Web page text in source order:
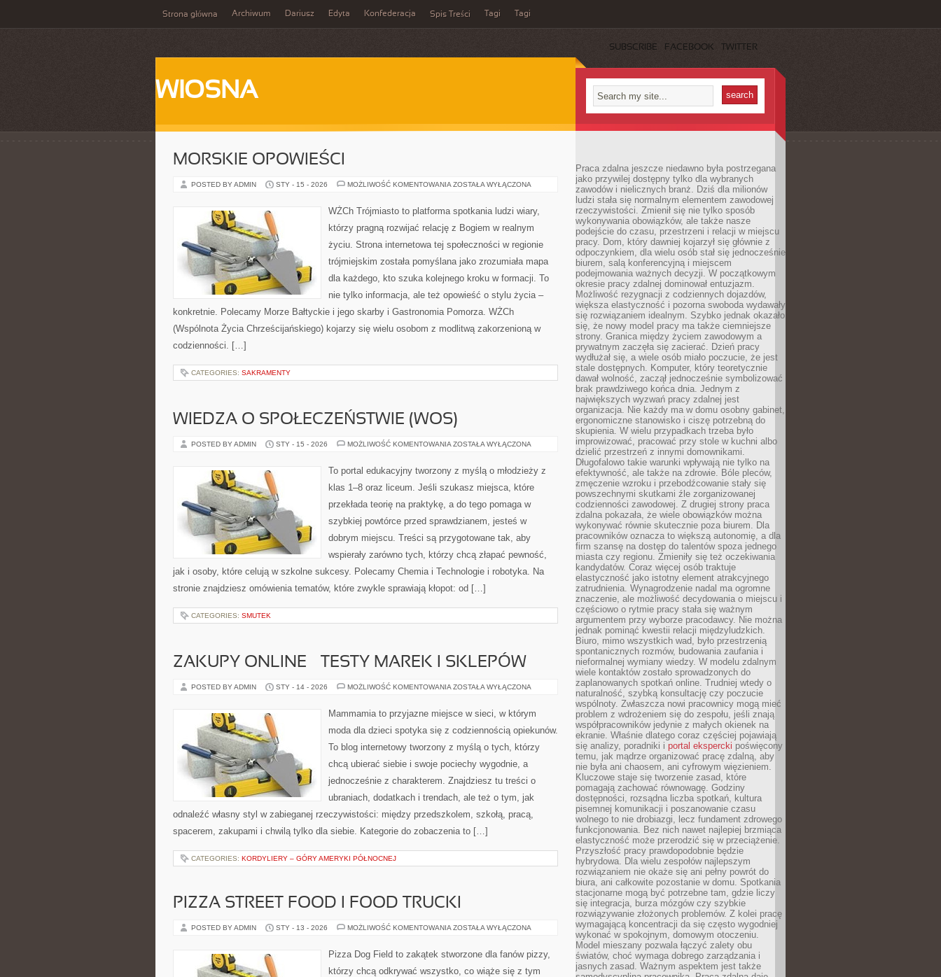
Strona główna Archiwum Dariusz Edyta Konfederacja Spis Treści Tagi Tagi
SUBSCRIBE FACEBOOK TWITTER
WIOSNA
MORSKIE OPOWIEŚCI
POSTED BY ADMIN STY - 15 - 2026 MOŻLIWOŚĆ KOMENTOWANIA MORSKIE
ZOSTAŁA WYŁĄCZONA
WŻCh Trójmiasto to platforma spotkania ludzi wiary,
którzy pragną rozwijać relację z Bogiem w realnym
życiu. Strona internetowa tej społeczności w regionie
trójmiejskim została pomyślana jako zrozumiała mapa
dla każdego, kto szuka kolejnego kroku w formacji. To
nie tylko informacja, ale też opowieść o stylu życia –
konkretnie. Polecamy Morze Bałtyckie i jego skarby i Gastronomia Pomorza. WŻCh
(Wspólnota Życia Chrześcijańskiego) kojarzy się wielu osobom z modlitwą zakorzenioną w
codzienności. […]
CATEGORIES: SAKRAMENTY
WIEDZA O SPOŁECZEŃSTWIE (WOS)
POSTED BY ADMIN STY - 15 - 2026 MOŻLIWOŚĆ KOMENTOWANIA WIEDZA
ZOSTAŁA WYŁĄCZONA
To portal edukacyjny tworzony z myślą o młodzieży z
klas 1–8 oraz liceum. Jeśli szukasz miejsca, które
przekłada teorię na praktykę, a do tego pomaga w
szybkiej powtórce przed sprawdzianem, jesteś w
dobrym miejscu. Treści są przygotowane tak, aby
wspierały zarówno tych, którzy chcą złapać pewność,
jak i osoby, które celują w szkolne sukcesy. Polecamy Chemia i Technologie i robotyka. Na
stronie znajdziesz omówienia tematów, które zwykle sprawiają kłopot: od […]
CATEGORIES: SMUTEK
ZAKUPY ONLINE – TESTY MAREK I SKLEPÓW
POSTED BY ADMIN STY - 14 - 2026 MOŻLIWOŚĆ KOMENTOWANIA ZAKUPY
MAREK
SKLEPÓW
ZOSTAŁA WYŁĄCZONA
Mammamia to przyjazne miejsce w sieci, w którym
moda dla dzieci spotyka się z codziennością opiekunów.
To blog internetowy tworzony z myślą o tych, którzy
chcą ubierać siebie i swoje pociechy wygodnie, a
jednocześnie z charakterem. Znajdziesz tu treści o
ubraniach, dodatkach i trendach, ale też o tym, jak
odnaleźć własny styl w zabieganej rzeczywistości: między przedszkolem, szkołą, pracą,
spacerem, zakupami i chwilą tylko dla siebie. Kategorie do zobaczenia to […]
CATEGORIES: KORDYLIERY – GÓRY AMERYKI PÓŁNOCNEJ
PIZZA STREET FOOD I FOOD TRUCKI
POSTED BY ADMIN STY - 13 - 2026 MOŻLIWOŚĆ KOMENTOWANIA PIZZA
FOOD
ZOSTAŁA WYŁĄCZONA
Pizza Dog Field to zakątek stworzone dla fanów pizzy,
którzy chcą odkrywać wszystko, co wiąże się z tym
Praca zdalna jeszcze niedawno była postrzegana
jako przywilej dostępny tylko dla wybranych
zawodów i nielicznych branż. Dziś dla milionów
ludzi stała się normalnym elementem zawodowej
rzeczywistości. Zmienił się nie tylko sposób
wykonywania obowiązków, ale także nasze
podejście do czasu, przestrzeni i relacji w miejscu
pracy. Dom, który dawniej kojarzył się głównie z
odpoczynkiem, dla wielu osób stał się jednocześnie
biurem, salą konferencyjną i miejscem
podejmowania ważnych decyzji. W początkowym
okresie pracy zdalnej dominował entuzjazm.
Możliwość rezygnacji z codziennych dojazdów,
większa elastyczność i pozorna swoboda wydawały
się rozwiązaniem idealnym. Szybko jednak okazało
się, że nowy model pracy ma także ciemniejsze
strony. Granica między życiem zawodowym a
prywatnym zaczęła się zacierać. Dzień pracy
wydłużał się, a wiele osób miało poczucie, że jest
stale dostępnych. Komputer, który teoretycznie
dawał wolność, zaczął jednocześnie symbolizować
brak prawdziwego końca dnia. Jednym z
największych wyzwań pracy zdalnej jest
organizacja. Nie każdy ma w domu osobny gabinet,
ergonomiczne stanowisko i ciszę potrzebną do
skupienia. W wielu przypadkach trzeba było
improwizować, pracować przy stole w kuchni albo
dzielić przestrzeń z innymi domownikami.
Długofalowo takie warunki wpływają nie tylko na
efektywność, ale także na zdrowie. Bóle pleców,
zmęczenie wzroku i przebodźcowanie stały się
powszechnymi skutkami źle zorganizowanej
codzienności zawodowej. Z drugiej strony praca
zdalna pokazała, że wiele obowiązków można
wykonywać równie skutecznie poza biurem. Dla
pracowników oznacza to większą autonomię, a dla
firm szansę na dostęp do talentów spoza jednego
miasta czy regionu. Zmieniły się też oczekiwania
kandydatów. Coraz więcej osób traktuje
elastyczność jako istotny element atrakcyjnego
zatrudnienia. Wynagrodzenie nadal ma ogromne
znaczenie, ale możliwość decydowania o miejscu i
częściowo o rytmie pracy stała się ważnym
argumentem przy wyborze pracodawcy. Nie można
jednak pominąć kwestii relacji międzyludzkich.
Biuro, mimo wszystkich wad, było przestrzenią
spontanicznych rozmów, budowania zaufania i
nieformalnej wymiany wiedzy. W modelu zdalnym
wiele kontaktów zostało sprowadzonych do
zaplanowanych spotkań online. Trudniej wtedy o
naturalność, szybką konsultację czy poczucie
wspólnoty. Zwłaszcza nowi pracownicy mogą mieć
problem z wdrożeniem się do zespołu, jeśli znają
współpracowników jedynie z małych okienek na
ekranie. Właśnie dlatego coraz częściej pojawiają
się analizy, poradniki i portal ekspercki poświęcony
temu, jak mądrze organizować pracę zdalną, aby
nie była ani chaosem, ani cyfrowym więzieniem.
Kluczowe staje się tworzenie zasad, które
pomagają zachować równowagę. Godziny
dostępności, rozsądna liczba spotkań, kultura
pisemnej komunikacji i poszanowanie czasu
wolnego to nie drobiazgi, lecz fundament zdrowego
funkcjonowania. Bez nich nawet najlepiej brzmiąca
elastyczność może przerodzić się w przeciążenie.
Przyszłość pracy prawdopodobnie będzie
hybrydowa. Dla wielu zespołów najlepszym
rozwiązaniem nie okaże się ani pełny powrót do
biura, ani całkowite pozostanie w domu. Spotkania
stacjonarne mogą być potrzebne tam, gdzie liczy
się integracja, burza mózgów czy szybkie
rozwiązywanie złożonych problemów. Z kolei pracę
wymagającą koncentracji da się często wygodniej
wykonać w spokojnym, domowym otoczeniu.
Model mieszany pozwala łączyć zalety obu
światów, choć wymaga dobrego zarządzania i
jasnych zasad. Ważnym aspektem jest także